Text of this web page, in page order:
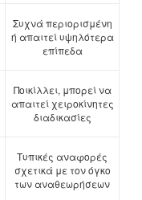
Συχνά περιορισμένη
ή απαιτεί υψηλότερα
επίπεδα
Ποικίλλει, μπορεί να
απαιτεί χειροκίνητες
διαδικασίες
Τυπικές αναφορές
σχετικά με τον όγκο
των αναθεωρήσεων